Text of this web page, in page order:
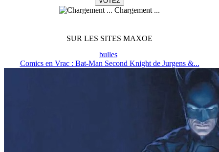
Chargement ...
SUR LES SITES MAXOE
bulles
Comics en Vrac : Bat-Man Second Knight de Jurgens &...